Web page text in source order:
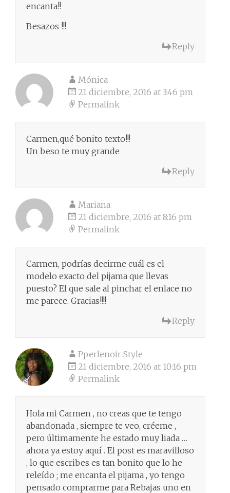
encanta!!
Besazos !!!
Reply
Mónica
21 diciembre, 2016 at 3:46 pm
Permalink
Carmen,qué bonito texto!!!
Un beso te muy grande
Reply
Mariana
21 diciembre, 2016 at 8:16 pm
Permalink
Carmen, podrías decirme cuál es el
modelo exacto del pijama que llevas
puesto? El que sale al pinchar el enlace no
me parece. Gracias!!!!
Reply
Pperlenoir Style
21 diciembre, 2016 at 10:16 pm
Permalink
Hola mi Carmen , no creas que te tengo
abandonada , siempre te veo, créeme ,
pero últimamente he estado muy liada …
ahora ya estoy aquí . El post es maravilloso
, lo que escribes es tan bonito que lo he
releído ; me encanta el pijama , yo tengo
pensado comprarme para Rebajas uno en